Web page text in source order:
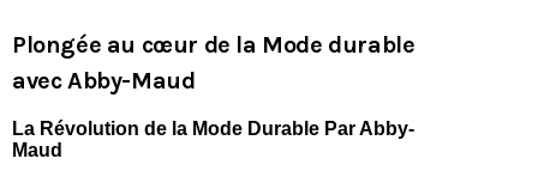
Plongée au cœur de la Mode durable
avec Abby-Maud
La Révolution de la Mode Durable Par Abby-
Maud